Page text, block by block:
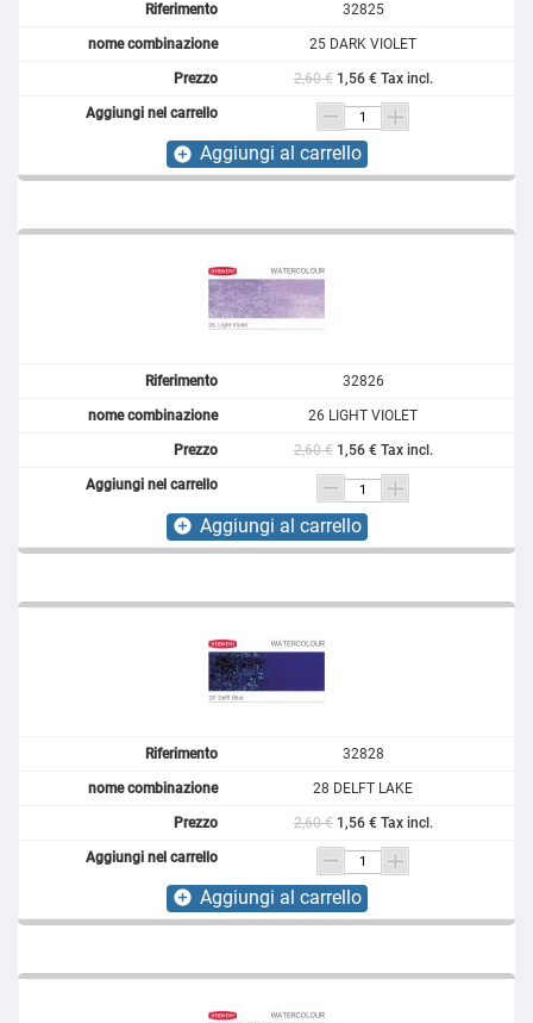
32825
25 DARK VIOLET
2,60 € 1,56 € Tax incl.
add_circle Aggiungi al carrello
32826
26 LIGHT VIOLET
2,60 € 1,56 € Tax incl.
add_circle Aggiungi al carrello
32828
28 DELFT LAKE
2,60 € 1,56 € Tax incl.
add_circle Aggiungi al carrello